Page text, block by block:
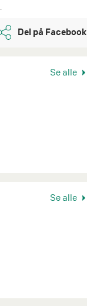
Del på Facebook
Se alle
Se alle